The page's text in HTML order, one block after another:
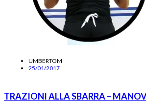
UMBERTOM
25/01/2017
TRAZIONI ALLA SBARRA –